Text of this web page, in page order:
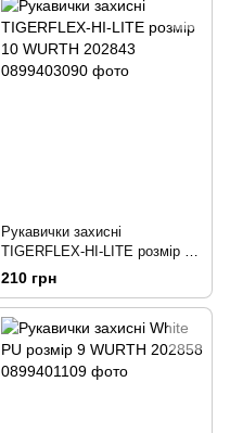
Рукавички захисні
TIGERFLEX-HI-LITE розмір 10
WURTH 202843
210 грн